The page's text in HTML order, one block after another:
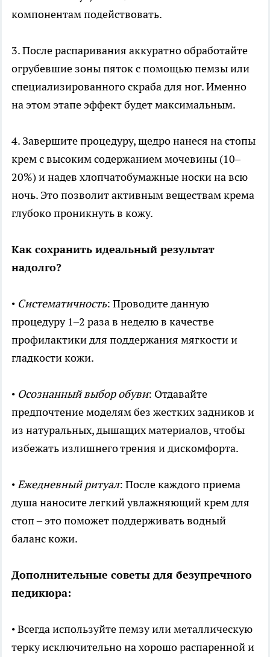
компонентам подействовать.
3. После распаривания аккуратно обработайте
огрубевшие зоны пяток с помощью пемзы или
специализированного скраба для ног. Именно
на этом этапе эффект будет максимальным.
4. Завершите процедуру, щедро нанеся на стопы
крем с высоким содержанием мочевины (10–
20%) и надев хлопчатобумажные носки на всю
ночь. Это позволит активным веществам крема
глубоко проникнуть в кожу.
Как сохранить идеальный результат
надолго?
• Систематичность: Проводите данную
процедуру 1–2 раза в неделю в качестве
профилактики для поддержания мягкости и
гладкости кожи.
• Осознанный выбор обуви: Отдавайте
предпочтение моделям без жестких задников и
из натуральных, дышащих материалов, чтобы
избежать излишнего трения и дискомфорта.
•Ежедневный ритуал: После каждого приема
душа наносите легкий увлажняющий крем для
стоп – это поможет поддерживать водный
баланс кожи.
Дополнительные советы для безупречного
педикюра:
• Всегда используйте пемзу или металлическую
терку исключительно на хорошо распаренной и